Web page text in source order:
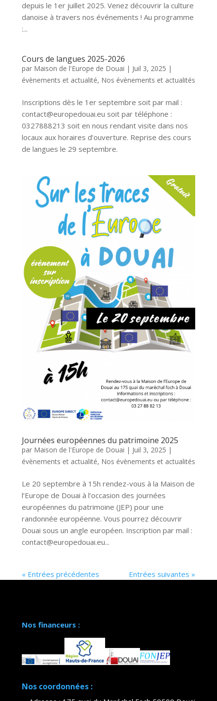
depuis le 1er juillet 2025. Venez découvrir la culture
danoise à travers nos événements ! Au programme
:...
Cours de langues 2025-2026
par Maison de l'Europe de Douai | Juil 3, 2025 |
évènements et actualité, Nos évènements et actualités
Inscriptions dès le 1er septembre soit par mail :
contact@europedouai.eu soit par téléphone :
0327888213 soit en nous rendant visite dans nos
locaux aux horaires d’ouverture. Reprise des cours
de langues le 29 septembre.
Journées européennes du patrimoine 2025
par Maison de l'Europe de Douai | Juil 3, 2025 |
évènements et actualité, Nos évènements et actualités
Le 20 septembre à 15h rendez-vous à la Maison de
l’Europe de Douai à l’occasion des journées
européennes du patrimoine (JEP) pour une
randonnée européenne. Vous pourrez découvrir
Douai sous un angle européen. Inscription par mail :
contact@europedouai.eu...
« Entrées précédentes Entrées suivantes »
Nos financeurs :
Nos coordonnées :